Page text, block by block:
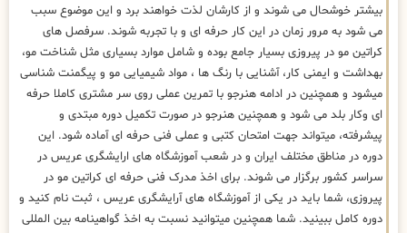
بیشتر خوشحال می شوند و از کارشان لذت خواهند برد و این موضوع سبب
می شود به مرور زمان در این کار حرفه ای و با تجربه شوند. سرفصل های
کراتین مو در پیروزی بسیار جامع بوده و شامل موارد بسیاری مثل شناخت مو،
بهداشت و ایمنی کار، آشنایی با رنگ ها ، مواد شیمیایی مو و پیگمنت شناسی
میشود و همچنین در ادامه هنرجو با تمرین عملی روی سر مشتری کاملا حرفه
ای وکار بلد می شود و همچنین هنرجو در صورت تکمیل دوره مبتدی و
پیشرفته، میتواند جهت امتحان کتبی و عملی فنی حرفه ای آماده شود. این
دوره در مناطق مختلف ایران و در شعب آموزشگاه های ارایشگری عریس در
سراسر کشور برگزار می شوند. برای اخذ مدرک فنی حرفه ای کراتین مو در
پیروزی، شما باید در یکی از آموزشگاه های آرایشگری عریس ، ثبت نام کنید و
دوره کامل ببینید. شما همچنین میتوانید نسبت به اخذ گواهینامه بین المللی